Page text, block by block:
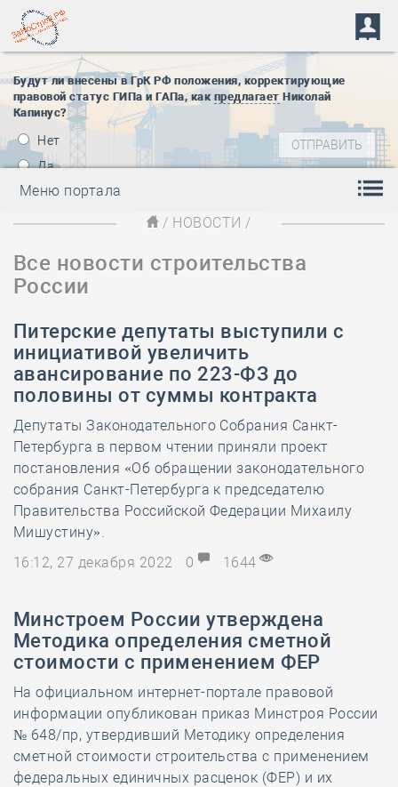
Будут ли внесены в ГрК РФ положения, корректирующие
правовой статус ГИПа и ГАПа, как предлагает Николай
Капинус?
Нет
Да
Меню портала
/ НОВОСТИ /
Все новости строительства
России
Питерские депутаты выступили с
инициативой увеличить
авансирование по 223-ФЗ до
половины от суммы контракта
Депутаты Законодательного Собрания Санкт-
Петербурга в первом чтении приняли проект
постановления «Об обращении законодательного
собрания Санкт-Петербурга к председателю
Правительства Российской Федерации Михаилу
Мишустину».
16:12, 27 декабря 2022
0 1644
Минстроем России утверждена
Методика определения сметной
стоимости с применением ФЕР
На официальном интернет-портале правовой
информации опубликован приказ Минстроя России
№ 648/пр, утвердивший Методику определения
сметной стоимости строительства с применением
федеральных единичных расценок (ФЕР) и их